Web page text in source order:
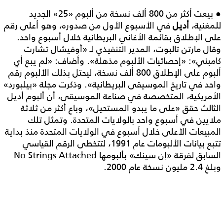
● بيعت أكثر من 800 ألف نسخة من ألبوم «25» الجديد
للمغنية، أديلفي الأسبوع الأول من صدوره، وهو أعلى رقم
على الإطلاق بقائمة الأغاني البريطانية خلال أسبوع واحد.
وقال مارتن تالبوت، المدير التنفيذي لـ «أوفيشال تشارت
كامبني»: «إحصائيات الألبوم مذهلة». وأضاف: «لم يبع أي
ألبوم على الإطلاق 800 ألف نسخة، ليحتل بذلك الألبوم رقم
واحد في تاريخ الموسيقى البريطانية». وذكرت مجلة «بيلبورد»
الأمريكية، المتخصصة في صناعة الموسيقى، أن ألبوم أديل
الثالث حقق «على ما يبدو المستحيل»، وباع أكثر من ثلاثة
ملايين في أسبوع واحد بالولايات المتحدة. وتمثل تلك
المبيعات الأعلى خلال أسبوع في الولايات المتحدة منذ بداية
تتبع بيانات الألبومات عام 1991، لتتخطى الرقم القياسي
السابق لفرقة «إن سينك» بألبومها No Strings Attached
وبلغ 2.4 مليون نسخة عام 2000.